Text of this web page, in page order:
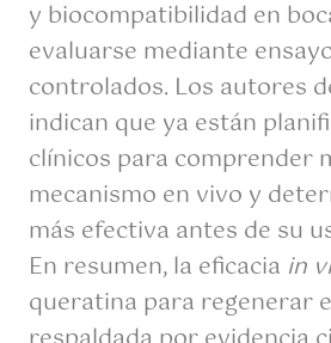
y biocompatibilidad en
evaluarse mediante
controlados. Los autores
indican que ya están
clínicos para comprender
mecanismo en vivo y
más efectiva antes de su
En resumen, la eficacia in
queratina para regenerar